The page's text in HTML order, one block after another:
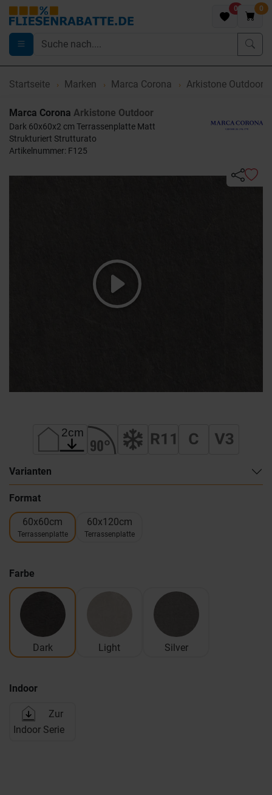
0 0
Startseite Marken Marca Corona Arkistone Outdoor
Marca Corona Arkistone Outdoor
Dark 60x60x2 cm Terrassenplatte Matt
Strukturiert Strutturato
Artikelnummer: F125
Varianten
Format
60x60cm
Terrassenplatte
60x120cm
Terrassenplatte
Farbe
Dark Light Silver
Indoor
Zur
Indoor Serie